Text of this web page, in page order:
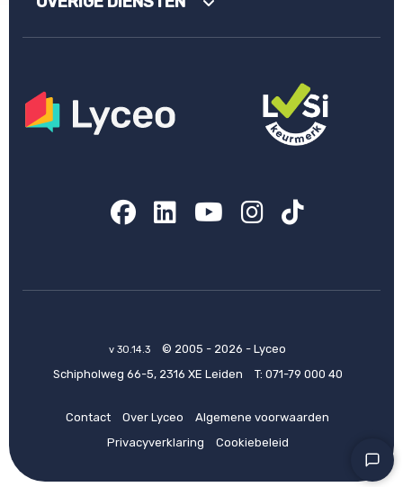
Facebook
LinkedIn
YouTube
Instagram
TikTok
v 30.14.3
© 2005 - 2026 - Lyceo
Schipholweg 66-5, 2316 XE Leiden
T: 071-79 000 40
Contact Over Lyceo
Algemene voorwaarden
Privacyverklaring
Cookiebeleid